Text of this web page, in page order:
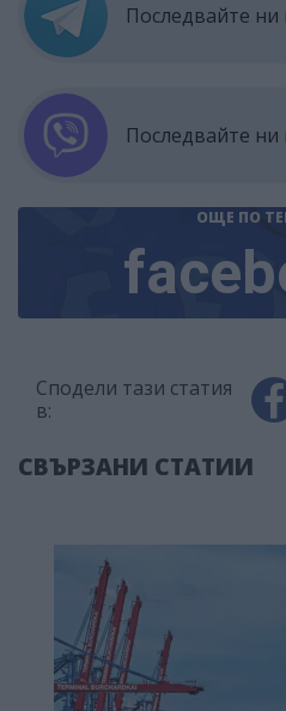
Последвайте ни
Последвайте ни
ОЩЕ ПО
Сподели тази статия
в:
СВЪРЗАНИ СТАТИИ